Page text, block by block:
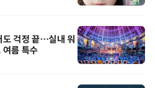
도 걱정 끝…실내 워
여름 특수